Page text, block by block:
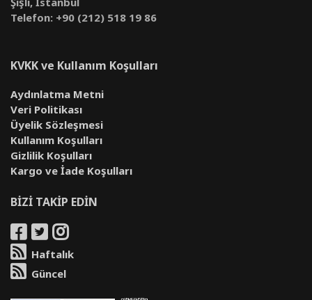
Telefon: +90 (212) 518 19 86
KVKK ve Kullanım Koşulları
Aydınlatma Metni
Veri Politikası
Üyelik Sözleşmesi
Kullanım Koşulları
Gizlilik Koşulları
Kargo ve İade Koşulları
BİZİ TAKİP EDİN
Haftalık
Güncel